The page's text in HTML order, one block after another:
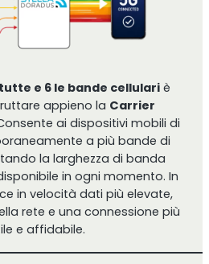
tutte e 6 le bande cellulariè
appieno la Carrier
ai dispositivi mobili di
a più bande di
la larghezza di banda
in ogni momento. In
in velocità dati più elevate,
rete e una connessione più
e affidabile.